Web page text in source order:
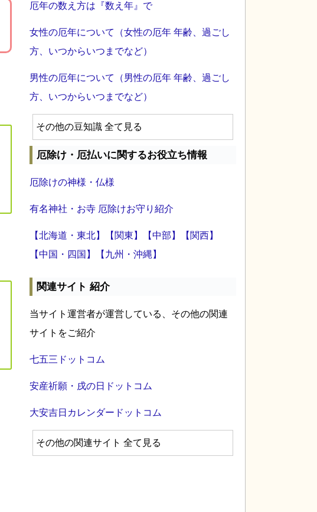
厄年の数え方は『数え年』で
女性の厄年について（女性の厄年 年齢、過ごし
方、いつからいつまでなど）
男性の厄年について（男性の厄年 年齢、過ごし
方、いつからいつまでなど）
その他の豆知識 全て見る
厄除け・厄払いに関するお役立ち情報
厄除けの神様・仏様
有名神社・お寺 厄除けお守り紹介
【北海道・東北】 【関東】 【中部】
【関西】
【中国・四国】
【九州・沖縄】
関連サイト 紹介
当サイト運営者が運営している、その他の関連
サイトをご紹介
七五三ドットコム
安産祈願・戌の日ドットコム
大安吉日カレンダードットコム
その他の関連サイト 全て見る